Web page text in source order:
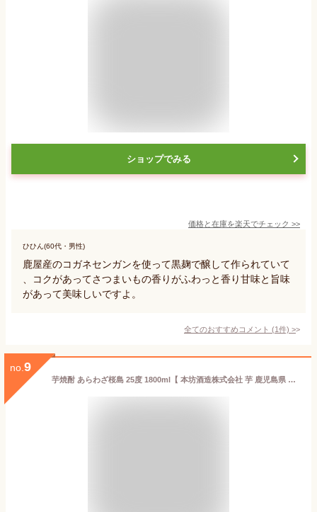
ショップでみる
価格と在庫を楽天でチェック >>
ひひん(60代・男性)
鹿屋産のコガネセンガンを使って黒麹で醸して作られていて
、コクがあってさつまいもの香りがふわっと香り甘味と旨味
があって美味しいですよ。
全てのおすすめコメント (1件) >
no. 9
芋焼酎 あらわざ桜島 25度 1800ml【 本坊酒造株式会社 芋 鹿児島県 焼酎 本格焼酎 一升瓶】